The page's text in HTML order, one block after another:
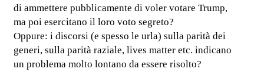
di ammettere pubblicamente di voler votare Trump,
ma poi esercitano il loro voto segreto?
Oppure: i discorsi (e spesso le urla) sulla parità dei
generi, sulla parità raziale, lives matter etc. indicano
un problema molto lontano da essere risolto?